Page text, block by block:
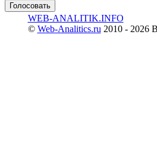
WEB-ANALITIK.INFO
© Web-Analitics.ru 2010 - 2026